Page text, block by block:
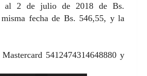
al 2 de julio de 2018 de Bs.
fecha de Bs. 546,55, y la
5412474314648880 y